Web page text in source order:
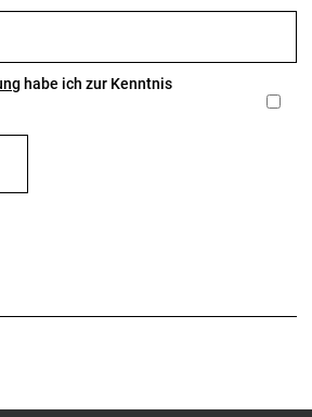
habe ich zur Kenntnis